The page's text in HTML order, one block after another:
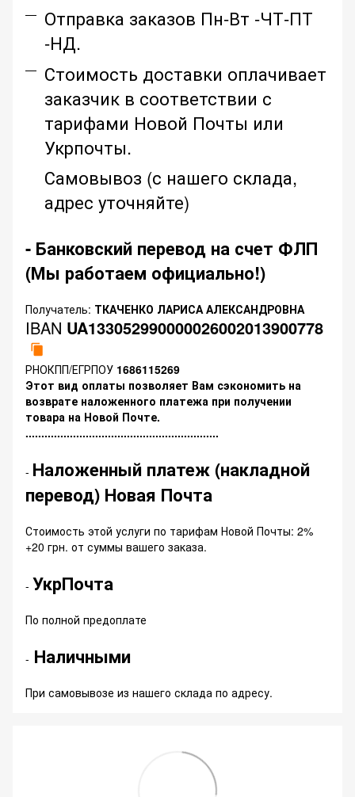
Отправка заказов Пн-Вт -ЧТ-ПТ
-НД.
Стоимость доставки оплачивает
заказчик в соответствии с
тарифами Новой Почты или
Укрпочты.
Самовывоз (с нашего склада,
адрес уточняйте)
- Банковский перевод на счет ФЛП
(Мы работаем официально!)
Получатель: ТКАЧЕНКО ЛАРИСА АЛЕКСАНДРОВНА
IBAN UA133052990000026002013900778
РНОКПП/ЕГРПОУ 1686115269
Этот вид оплаты позволяет Вам сэкономить на
возврате наложенного платежа при получении
товара на Новой Почте.
.............................................................
- Наложенный платеж (накладной
перевод) Новая Почта
Стоимость этой услуги по тарифам Новой Почты: 2%
+20 грн. от суммы вашего заказа.
- УкрПочта
По полной предоплате
- Наличными
При самовывозе из нашего склада по адресу.